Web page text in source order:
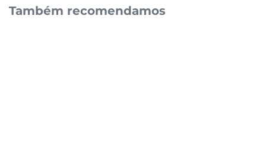
Também recomendamos